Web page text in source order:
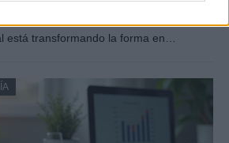
está transformando la forma en…